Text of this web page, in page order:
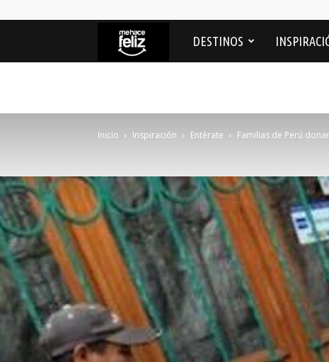
MeDESTINOS
Inicio Inspiración Entérate Familias de Perú